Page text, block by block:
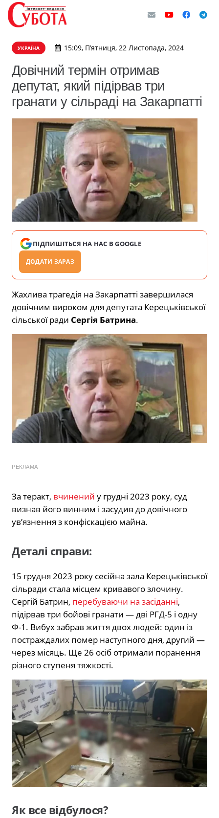
УКРАЇНА 15:09, П’ятниця, 22 Листопада, 2024
Довічний термін отримав
депутат, який підірвав три
гранати у сільраді на Закарпатті
ПІДПИШІТЬСЯ НА НАС В GOOGLE
ДОДАТИ ЗАРАЗ
Жахлива трагедія на Закарпатті завершилася
довічним вироком для депутата Керецьківської
сільської ради Сергія Батрина.
РЕКЛАМА
За теракт, вчинений у грудні 2023 року, суд
визнав його винним і засудив до довічного
ув’язнення з конфіскацією майна.
Деталі справи:
15 грудня 2023 року сесійна зала Керецьківської
сільради стала місцем кривавого злочину.
Сергій Батрин, перебуваючи на засіданні,
підірвав три бойові гранати — дві РГД-5 і одну
Ф-1. Вибух забрав життя двох людей: один із
постраждалих помер наступного дня, другий —
через місяць. Ще 26 осіб отримали поранення
різного ступеня тяжкості.
Як все відбулося?